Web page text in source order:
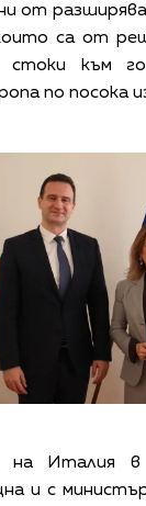
от
са от
стоки към
по посока
на Италия
и с